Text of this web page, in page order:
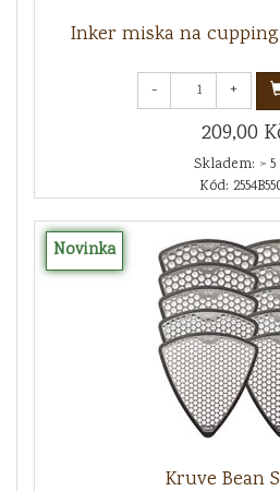
Inker miska na
- +
209,00
Skladem: >
Kód:
Novinka
Kruve Bean